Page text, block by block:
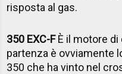
risposta al gas.
350 EXC-FÈ il motore di
partenza è ovviamente
350 che ha vinto nel